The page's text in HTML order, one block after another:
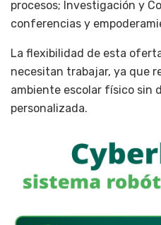
procesos; Investigación y
conferencias y
La flexibilidad de esta
necesitan trabajar, ya que
ambiente escolar físico sin
personalizada.